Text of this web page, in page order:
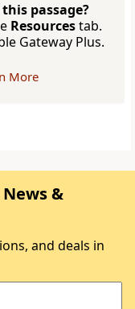
passage?
Resourcestab.
Gateway Plus.
More
&
and deals in